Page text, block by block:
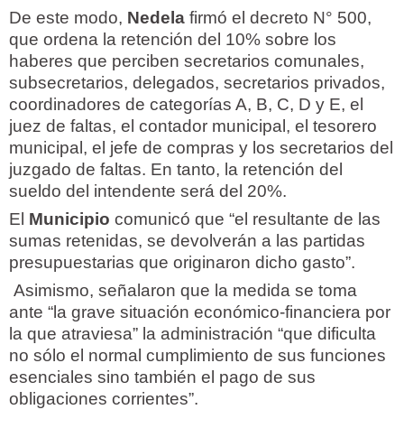
De este modo, Nedela firmó el decreto N° 500,
que ordena la retención del 10% sobre los
haberes que perciben secretarios comunales,
subsecretarios, delegados, secretarios privados,
coordinadores de categorías A, B, C, D y E, el
juez de faltas, el contador municipal, el tesorero
municipal, el jefe de compras y los secretarios del
juzgado de faltas. En tanto, la retención del
sueldo del intendente será del 20%.
El Municipio comunicó que “el resultante de las
sumas retenidas, se devolverán a las partidas
presupuestarias que originaron dicho gasto”.
Asimismo, señalaron que la medida se toma
ante “la grave situación económico-financiera por
la que atraviesa” la administración “que dificulta
no sólo el normal cumplimiento de sus funciones
esenciales sino también el pago de sus
obligaciones corrientes”.